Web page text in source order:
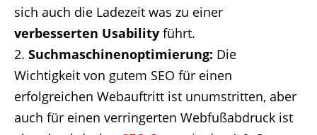
sich auch die Ladezeit was zu einer
verbesserten Usability führt.
Suchmaschinenoptimierung: Die
Wichtigkeit von gutem SEO für einen
erfolgreichen Webauftritt ist unumstritten, aber
auch für einen verringerten Webfußabdruck ist